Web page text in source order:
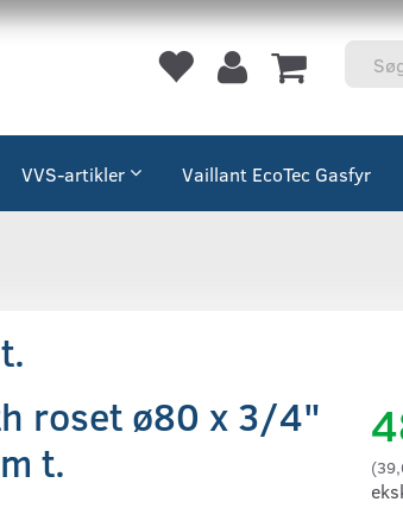
VVS-artikler Vaillant EcoTec Gasfyr
roset ø80 x 3/4"
t.
(